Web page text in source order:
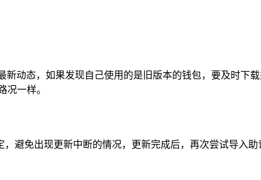
动态，如果发现自己使用的是旧版本的钱包，要及时下
况一样。
避免出现更新中断的情况，更新完成后，再次尝试导入